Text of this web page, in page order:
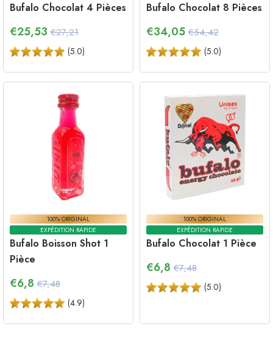
Bufalo Chocolat 4 Pièces
€25,53 €27,21
(5.0)
Bufalo Chocolat 8 Pièces
€34,05 €54,42
(5.0)
100% ORIGINAL
EXPÉDITION RAPIDE
Bufalo Boisson Shot 1
Pièce
€6,8 €7,48
(4.9)
100% ORIGINAL
EXPÉDITION RAPIDE
Bufalo Chocolat 1 Pièce
€6,8 €7,48
(5.0)